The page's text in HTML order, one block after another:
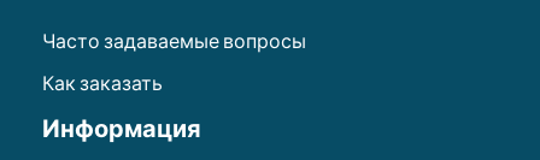
Часто задаваемые вопросы
Как заказать
Информация